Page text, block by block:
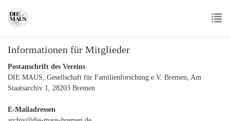
main
Informationen für Mitglieder
Postanschrift des Vereins
DIE MAUS, Gesellschaft für Familienforschung e.V. Bremen, Am
Staatsarchiv 1, 28203 Bremen
E-Mailadressen